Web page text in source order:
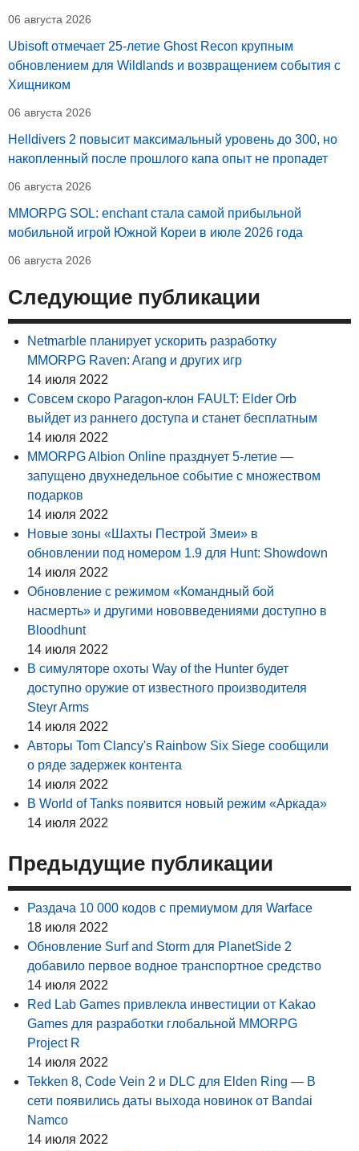
06 августа 2026
Ubisoft отмечает 25-летие Ghost Recon крупным
обновлением для Wildlands и возвращением события с
Хищником
06 августа 2026
Helldivers 2 повысит максимальный уровень до 300, но
накопленный после прошлого капа опыт не пропадет
06 августа 2026
MMORPG SOL: enchant стала самой прибыльной
мобильной игрой Южной Кореи в июле 2026 года
06 августа 2026
Следующие публикации
Netmarble планирует ускорить разработку
MMORPG Raven: Arang и других игр
14 июля 2022
Совсем скоро Paragon-клон FAULT: Elder Orb
выйдет из раннего доступа и станет бесплатным
14 июля 2022
MMORPG Albion Online празднует 5-летие —
запущено двухнедельное событие с множеством
подарков
14 июля 2022
Новые зоны «Шахты Пестрой Змеи» в
обновлении под номером 1.9 для Hunt: Showdown
14 июля 2022
Обновление с режимом «Командный бой
насмерть» и другими нововведениями доступно в
Bloodhunt
14 июля 2022
В симуляторе охоты Way of the Hunter будет
доступно оружие от известного производителя
Steyr Arms
14 июля 2022
Авторы Tom Clancy's Rainbow Six Siege сообщили
о ряде задержек контента
14 июля 2022
В World of Tanks появится новый режим «Аркада»
14 июля 2022
Предыдущие публикации
Раздача 10 000 кодов с премиумом для Warface
18 июля 2022
Обновление Surf and Storm для PlanetSide 2
добавило первое водное транспортное средство
14 июля 2022
Red Lab Games привлекла инвестиции от Kakao
Games для разработки глобальной MMORPG
Project R
14 июля 2022
Tekken 8, Code Vein 2 и DLC для Elden Ring — В
сети появились даты выхода новинок от Bandai
Namco
14 июля 2022